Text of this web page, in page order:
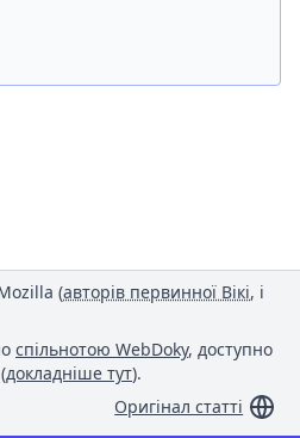
(авторів первинної Вікі, і
спільнотою WebDoky, доступно
(докладніше тут).
Оригінал статті